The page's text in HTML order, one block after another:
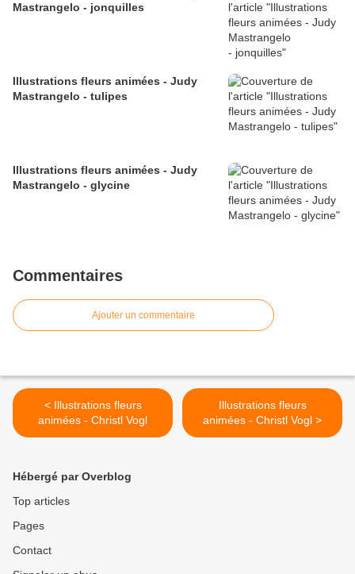
Mastrangelo - jonquilles
Illustrations fleurs animées - Judy
Mastrangelo - tulipes
Illustrations fleurs animées - Judy
Mastrangelo - glycine
Commentaires
Ajouter un commentaire
< Illustrations fleurs
animées - Christl Vogl
Illustrations fleurs
animées - Christl Vogl >
Hébergé par Overblog
Top articles
Pages
Contact